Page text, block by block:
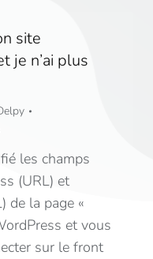
site
je n’ai plus
les champs
(URL) et
de la page «
et vous
sur le front